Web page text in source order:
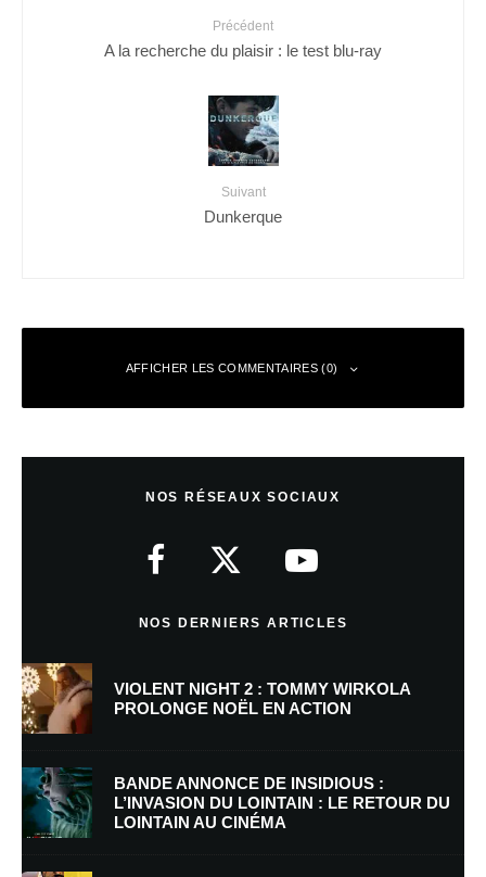
Précédent
A la recherche du plaisir : le test blu-ray
Suivant
Dunkerque
AFFICHER LES COMMENTAIRES (0)
Nom*
NOS RÉSEAUX SOCIAUX
NOS DERNIERS ARTICLES
VIOLENT NIGHT 2 : TOMMY WIRKOLA
PROLONGE NOËL EN ACTION
BANDE ANNONCE DE INSIDIOUS :
L’INVASION DU LOINTAIN : LE RETOUR DU
LOINTAIN AU CINÉMA